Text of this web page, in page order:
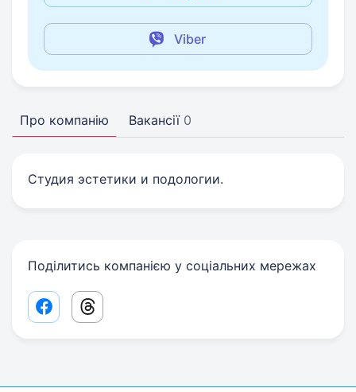
Viber
Про компанію Вакансії 0
Студия эстетики и подологии.
Поділитись компанією у соціальних мережах
Facebook share link
Threads share link